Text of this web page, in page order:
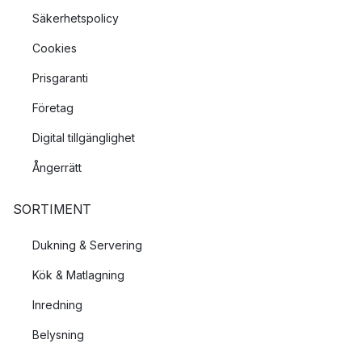
Säkerhetspolicy
Cookies
Prisgaranti
Företag
Digital tillgänglighet
Ångerrätt
SORTIMENT
Dukning & Servering
Kök & Matlagning
Inredning
Belysning